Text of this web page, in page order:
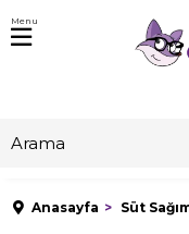
Menu
Anasayfa Süt